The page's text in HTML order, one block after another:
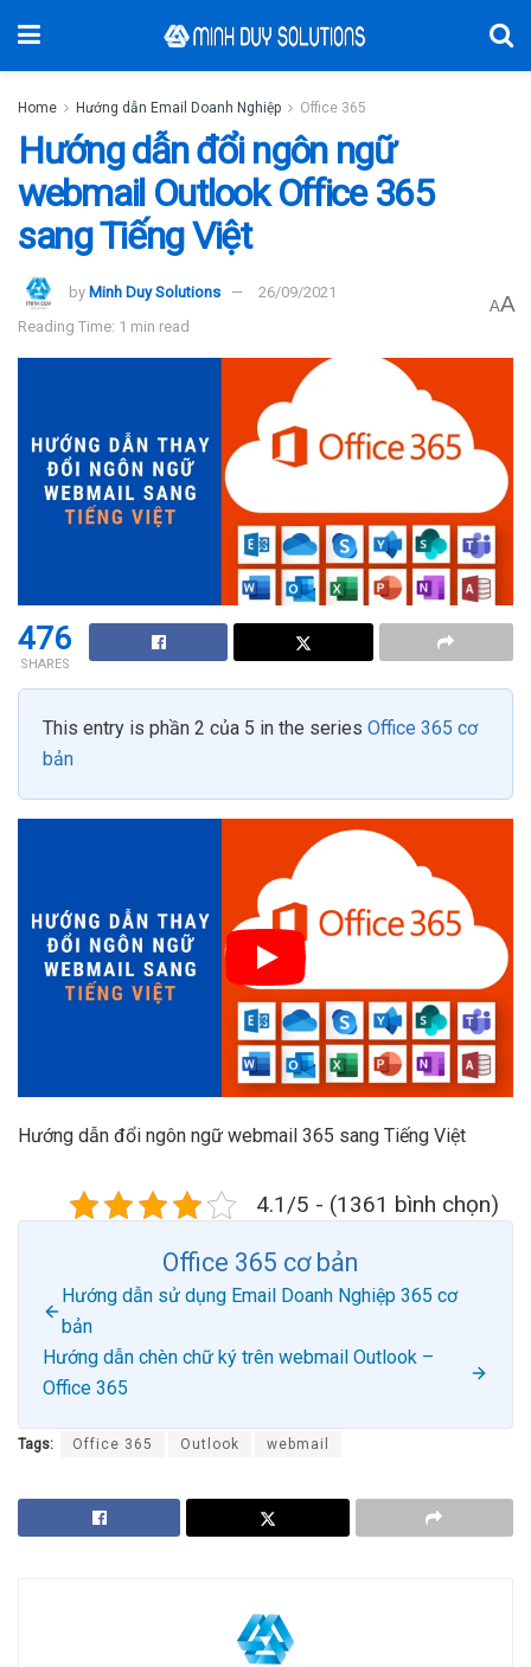
Home Hướng dẫn Email Doanh Nghiệp Office 365
Hướng dẫn đổi ngôn ngữ
webmail Outlook Office 365
sang Tiếng Việt
by Minh Duy Solutions
26/09/2021
Reading Time: 1 min read
AA
476
SHARES
This entry is phần 2 của 5 in the series Office 365 cơ
bản
Hướng dẫn đổi ngôn ngữ webmail 365 sang Tiếng Việt
4.1/5 - (1361 bình chọn)
Office 365 cơ bản
Hướng dẫn sử dụng Email Doanh Nghiệp 365 cơ
bản
Hướng dẫn chèn chữ ký trên webmail Outlook –
Office 365
Tags: Office 365 Outlook webmail